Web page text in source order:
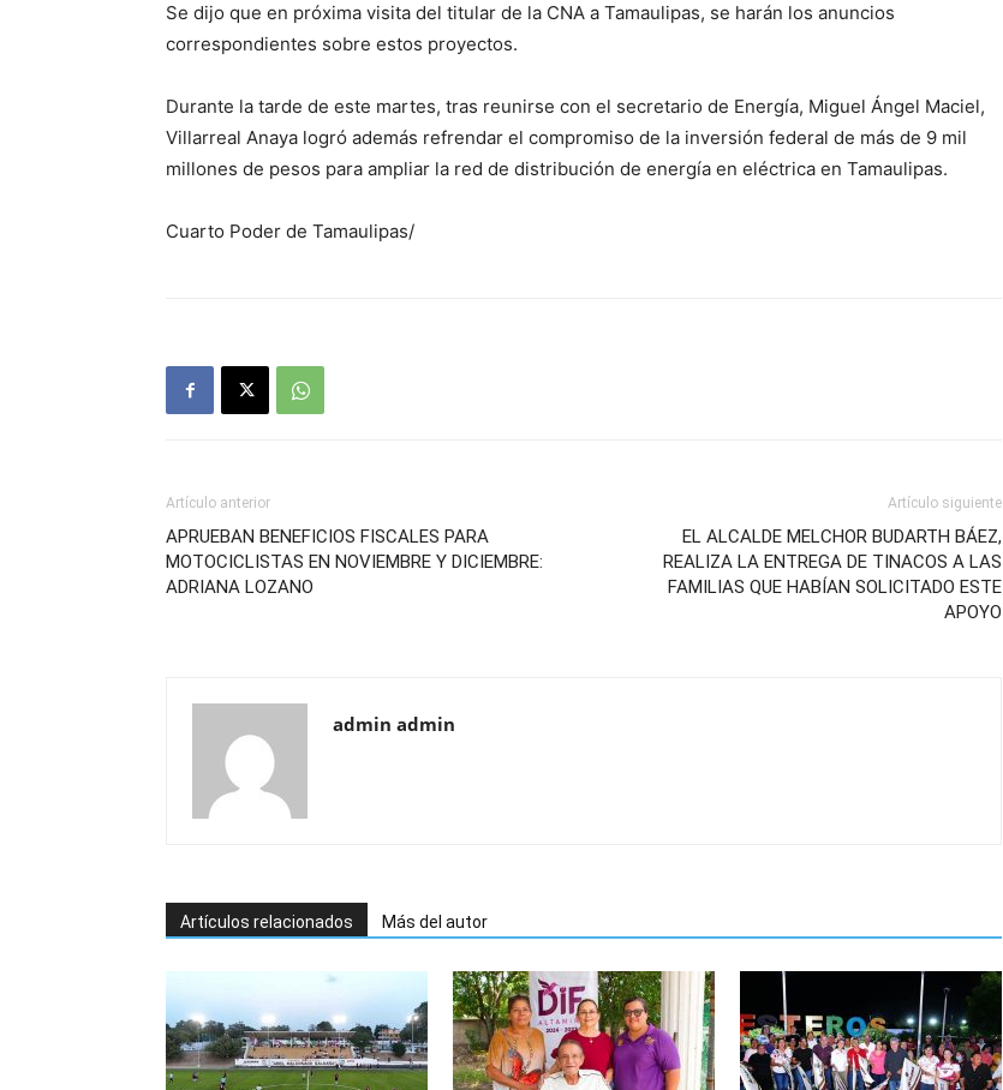
Se dijo que en próxima visita del titular de la CNA a Tamaulipas, se harán los anuncios
correspondientes sobre estos proyectos.
Durante la tarde de este martes, tras reunirse con el secretario de Energía, Miguel Ángel Maciel,
Villarreal Anaya logró además refrendar el compromiso de la inversión federal de más de 9 mil
millones de pesos para ampliar la red de distribución de energía en eléctrica en Tamaulipas.
Cuarto Poder de Tamaulipas/
Artículo anterior
APRUEBAN BENEFICIOS FISCALES PARA
MOTOCICLISTAS EN NOVIEMBRE Y DICIEMBRE:
ADRIANA LOZANO
Artículo siguiente
EL ALCALDE MELCHOR BUDARTH BÁEZ,
REALIZA LA ENTREGA DE TINACOS A LAS
FAMILIAS QUE HABÍAN SOLICITADO ESTE
APOYO
admin admin
Artículos relacionados Más del autor